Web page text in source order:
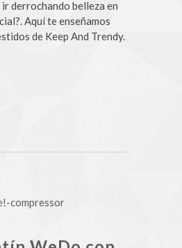
derrochando belleza en
Aquí te enseñamos
de Keep And Trendy.